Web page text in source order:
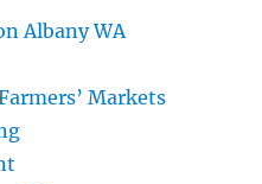
Albany WA
Markets